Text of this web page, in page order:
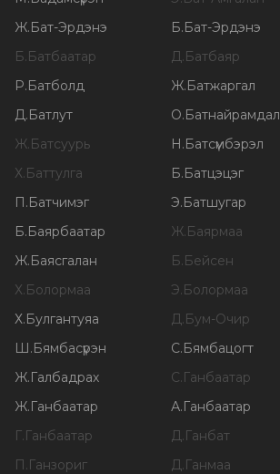
Ж.Бат-Эрдэнэ Б.Бат-Эрдэнэ
Б.Батбаатар Д.Батбаяр
Р.Батболд Ж.Батжаргал
Д.Батлут О.Батнайрамдал
Ж.Батсуурь Н.Батсүмбэрэл
Х.Баттулга Б.Батцэцэг
П.Батчимэг Э.Батшугар
Б.Баярбаатар Ж.Баярмаа
Ж.Баясгалан Б.Бейсен
Х.Болормаа Э.Болормаа
Х.Булгантуяа Д.Бум-Очир
Ш.Бямбасүрэн С.Бямбацогт
Ж.Галбадрах С.Ганбаатар
Ж.Ганбаатар А.Ганбаатар
Г.Ганбаатар Д.Ганбат
П.Ганзориг Д.Ганмаа